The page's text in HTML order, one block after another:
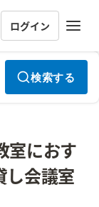
ログイン
検索する
室におす
し会議室